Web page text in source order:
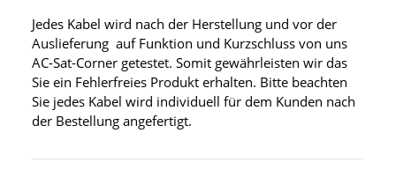
Jedes Kabel wird nach der Herstellung und vor der
Auslieferung auf Funktion und Kurzschluss von uns
AC-Sat-Corner getestet. Somit gewährleisten wir das
Sie ein Fehlerfreies Produkt erhalten. Bitte beachten
Sie jedes Kabel wird individuell für dem Kunden nach
der Bestellung angefertigt.